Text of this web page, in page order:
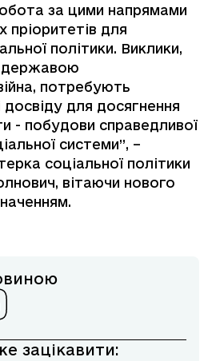
за цими напрямами
пріоритетів для
політики. Виклики,
державою
потребують
досвіду для досягнення
- побудови справедливої
системи”, –
соціальної політики
вітаючи нового
зацікавити: